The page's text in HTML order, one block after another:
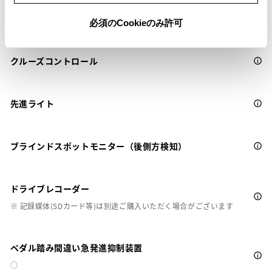
必須のCookieのみ許可
クルーズコントロール
先進ライト
ブラインドスポットモニター（後側方検知）
ドライブレコーダー
※ 記録媒体(SDカード等)は別途ご購入いただく場合がございます
ペダル踏み間違い急発進抑制装置
○